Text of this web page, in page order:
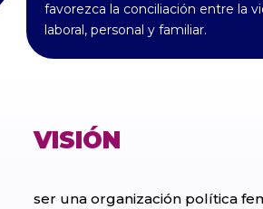
favorezca la conciliación entre la
laboral, personal y familiar.
VISIÓN
ser una organización política